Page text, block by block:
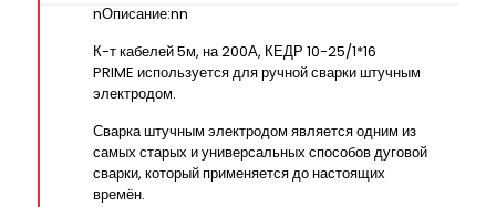
nОписание:nn
К-т кабелей 5м, на 200А, КЕДР 10-25/1*16
PRIME используется для ручной сварки штучным
электродом.
Сварка штучным электродом является одним из
самых старых и универсальных способов дуговой
сварки, который применяется до настоящих
времён.